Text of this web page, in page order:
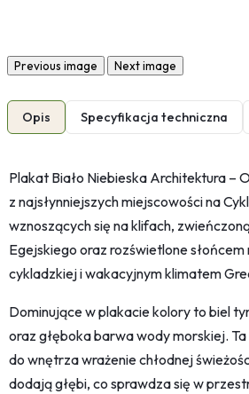
Previous image Next image
Opis Specyfikacja techniczna
Plakat Biało Niebieska Architektura –
z najsłynniejszych miejscowości na
wznoszących się na klifach,
Egejskiego oraz rozświetlone
cykladzkiej i wakacyjnym klimatem
Dominujące w plakacie kolory to biel
oraz głęboka barwa wody morskiej.
do wnętrza wrażenie chłodnej
dodają głębi, co sprawdza się w